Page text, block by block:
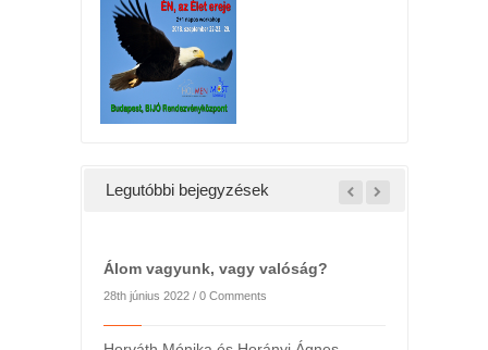
Legutóbbi bejegyzések
Álom vagyunk, vagy valóság?
28th június 2022 / 0 Comments